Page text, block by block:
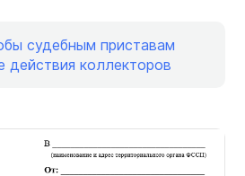
судебным приставам
действия коллекторов